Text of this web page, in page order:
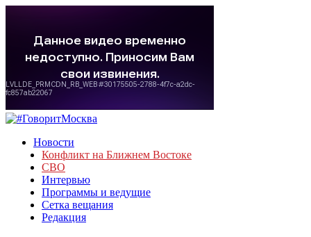
Новости
Конфликт на Ближнем Востоке
СВО
Интервью
Программы и ведущие
Сетка вещания
Редакция